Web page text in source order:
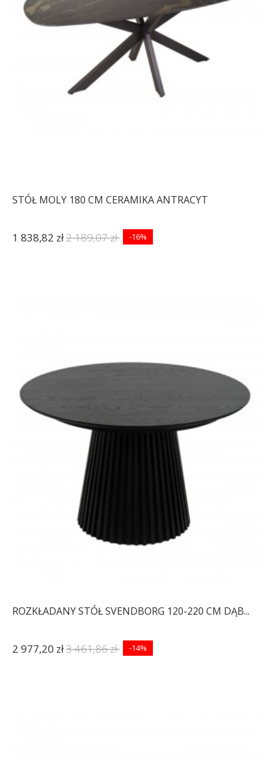
STÓŁ MOLY 180 CM CERAMIKA ANTRACYT
1 838,82 zł2 189,07 zł -16%
ROZKŁADANY STÓŁ SVENDBORG 120-220 CM DĄB...
2 977,20 zł3 461,86 zł -14%